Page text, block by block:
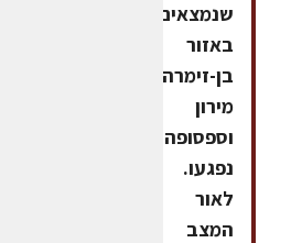
שנמצאים
באזור
בן-זימרה,
מירון
וספסופה
נפגעו.
לאור
המצב